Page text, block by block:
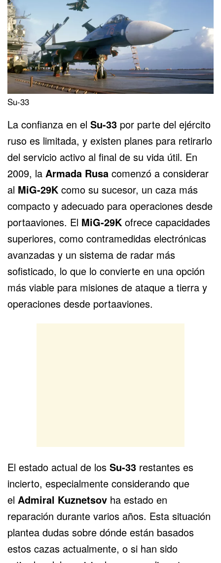
Su-33
La confianza en el Su-33 por parte del ejército
ruso es limitada, y existen planes para retirarlo
del servicio activo al final de su vida útil. En
2009, la Armada Rusa comenzó a considerar
al MiG-29K como su sucesor, un caza más
compacto y adecuado para operaciones desde
portaaviones. El MiG-29K ofrece capacidades
superiores, como contramedidas electrónicas
avanzadas y un sistema de radar más
sofisticado, lo que lo convierte en una opción
más viable para misiones de ataque a tierra y
operaciones desde portaaviones.
El estado actual de los Su-33 restantes es
incierto, especialmente considerando que
el Admiral Kuznetsov ha estado en
reparación durante varios años. Esta situación
plantea dudas sobre dónde están basados
estos cazas actualmente, o si han sido